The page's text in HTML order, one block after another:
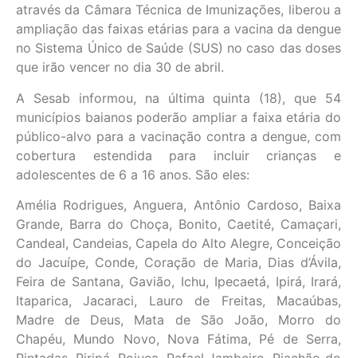
através da Câmara Técnica de Imunizações, liberou a
ampliação das faixas etárias para a vacina da dengue
no Sistema Único de Saúde (SUS) no caso das doses
que irão vencer no dia 30 de abril.
A Sesab informou, na última quinta (18), que 54
municípios baianos poderão ampliar a faixa etária do
público-alvo para a vacinação contra a dengue, com
cobertura estendida para incluir crianças e
adolescentes de 6 a 16 anos. São eles:
Amélia Rodrigues, Anguera, Antônio Cardoso, Baixa
Grande, Barra do Choça, Bonito, Caetité, Camaçari,
Candeal, Candeias, Capela do Alto Alegre, Conceição
do Jacuípe, Conde, Coração de Maria, Dias d’Ávila,
Feira de Santana, Gavião, Ichu, Ipecaetá, Ipirá, Irará,
Itaparica, Jacaraci, Lauro de Freitas, Macaúbas,
Madre de Deus, Mata de São João, Morro do
Chapéu, Mundo Novo, Nova Fátima, Pé de Serra,